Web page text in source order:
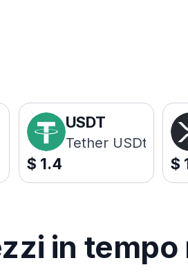
USDT
Tether USDt
$ 1.4 $
in tempo